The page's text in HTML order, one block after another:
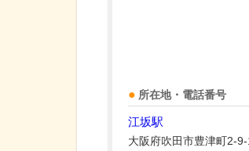
所在地・電話番号
江坂駅
大阪府吹田市豊津町2-